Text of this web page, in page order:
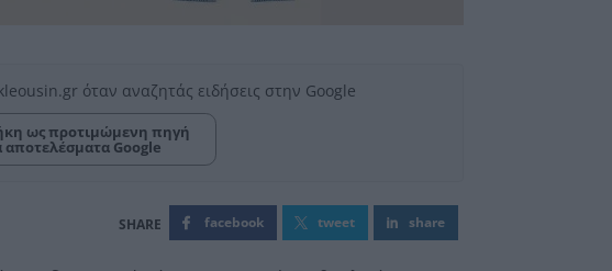
όταν αναζητάς ειδήσεις στην Google
ως προτιμώμενη πηγή
αποτελέσματα Google
facebook tweet share